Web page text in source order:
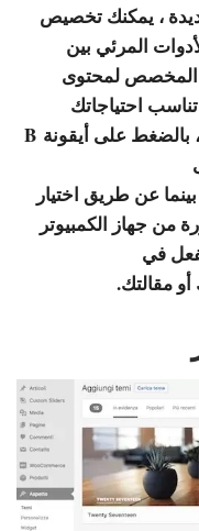
، يمكنك تخصيص
المرئي بين
لمحتوى
احتياجاتك
على أيقونة B
عن طريق اختيار
من جهاز الكمبيوتر
في
مقالتك.